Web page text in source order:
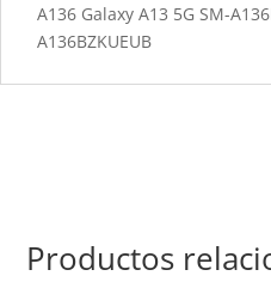
A136 Galaxy A13 5G SM-
A136BZKUEUB
Productos